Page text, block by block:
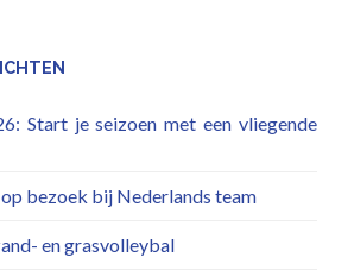
Start je seizoen met een vliegende
bezoek bij Nederlands team
en grasvolleybal